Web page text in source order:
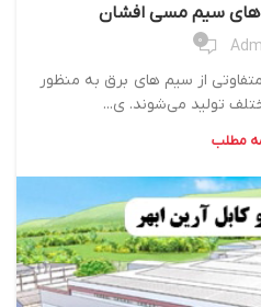
های سیم مسی افشان
0
از سیم های برق به منظور
تولید می‌شوند. ی...
مطلب